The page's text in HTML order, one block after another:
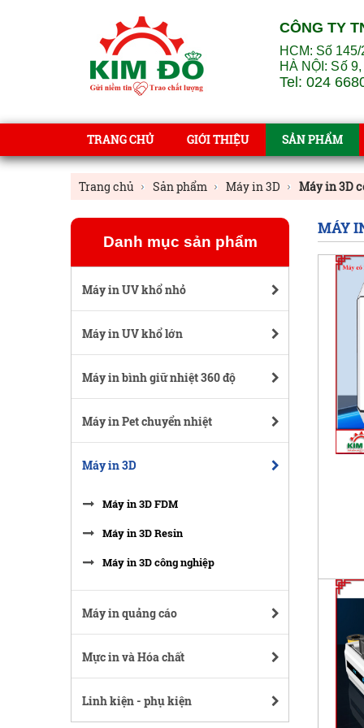
CÔNG TY
HCM: Số
HÀ NỘI: Số
Tel: 024
TRANG CHỦ GIỚI THIỆU SẢN PHẨM
Trang chủ Sản phẩm Máy in 3D Máy in 3D
Danh mục sản phẩm
Máy in UV khổ nhỏ
Máy in UV khổ lớn
Máy in bình giữ nhiệt 360 độ
Máy in Pet chuyển nhiệt
Máy in 3D
Máy in 3D FDM
Máy in 3D Resin
Máy in 3D công nghiệp
Máy in quảng cáo
Mực in và Hóa chất
Linh kiện - phụ kiện
MÁY